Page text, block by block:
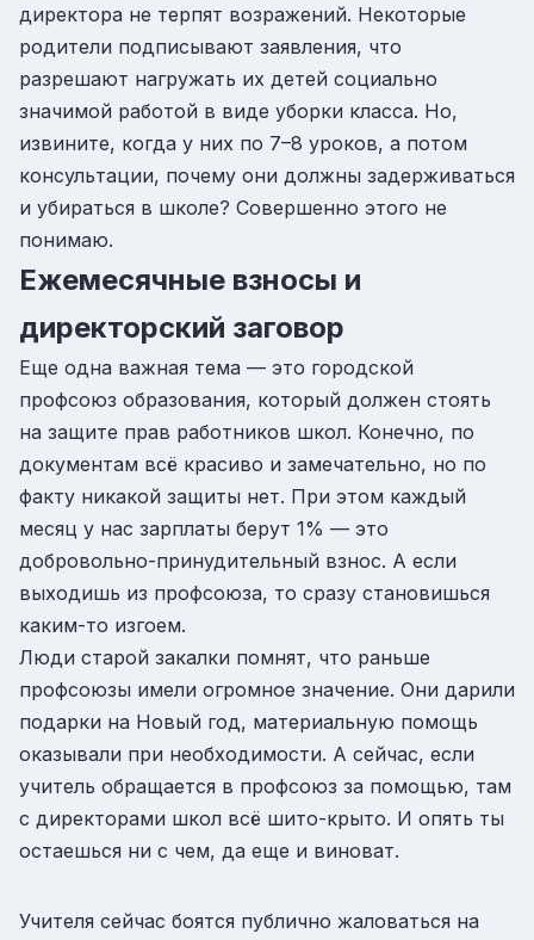
директора не терпят возражений. Некоторые
родители подписывают заявления, что
разрешают нагружать их детей социально
значимой работой в виде уборки класса. Но,
извините, когда у них по 7–8 уроков, а потом
консультации, почему они должны задерживаться
и убираться в школе? Совершенно этого не
понимаю.
Ежемесячные взносы и
директорский заговор
Еще одна важная тема — это городской
профсоюз образования, который должен стоять
на защите прав работников школ. Конечно, по
документам всё красиво и замечательно, но по
факту никакой защиты нет. При этом каждый
месяц у нас зарплаты берут 1% — это
добровольно-принудительный взнос. А если
выходишь из профсоюза, то сразу становишься
каким-то изгоем.
Люди старой закалки помнят, что раньше
профсоюзы имели огромное значение. Они дарили
подарки на Новый год, материальную помощь
оказывали при необходимости. А сейчас, если
учитель обращается в профсоюз за помощью, там
с директорами школ всё шито-крыто. И опять ты
остаешься ни с чем, да еще и виноват.
Учителя сейчас боятся публично жаловаться на